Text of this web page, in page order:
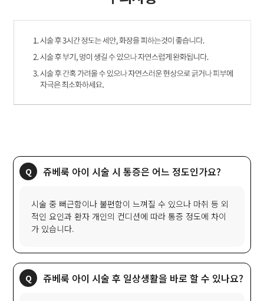
쥬베룩 아이 시술 시 통증은 어느 정도인가요?
시술 중 뻐근함이나 불편함이 느껴질 수 있으나 마취 등 외
적인 요인과 환자 개인의 컨디션에 따라 통증 정도에 차이
가 있습니다.
쥬베룩 아이 시술 후 일상생활을 바로 할 수 있나요?